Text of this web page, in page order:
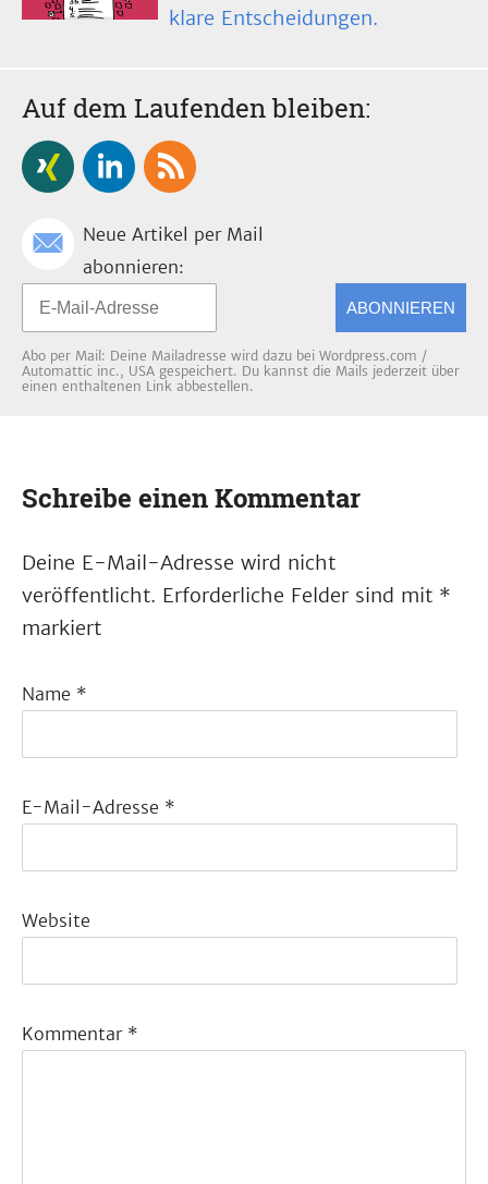
klare Entscheidungen.
Auf dem Laufenden bleiben:
Neue Artikel per Mail
abonnieren:
ABONNIEREN
Abo per Mail: Deine Mailadresse wird dazu bei Wordpress.com /
Automattic inc., USA gespeichert. Du kannst die Mails jederzeit über
einen enthaltenen Link abbestellen.
Schreibe einen Kommentar
Deine E-Mail-Adresse wird nicht
veröffentlicht. Erforderliche Felder sind mit *
markiert
Name *
E-Mail-Adresse *
Website
Kommentar *